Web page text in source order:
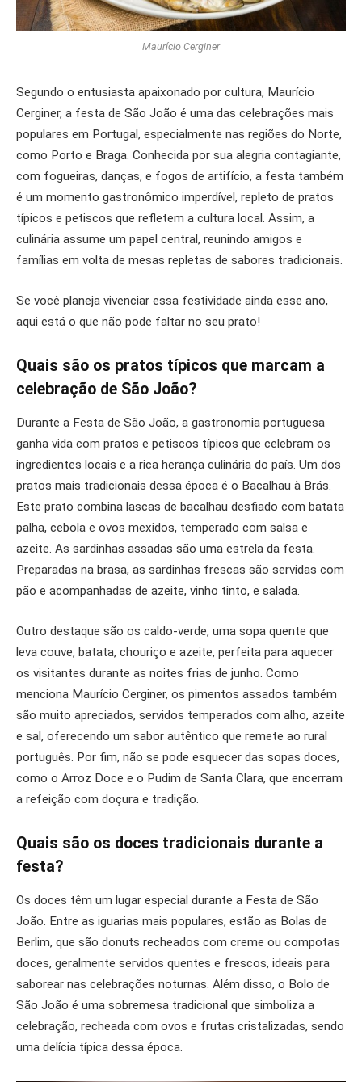
Maurício Cerginer
Segundo o entusiasta apaixonado por cultura, Maurício
Cerginer, a festa de São João é uma das celebrações mais
populares em Portugal, especialmente nas regiões do Norte,
como Porto e Braga. Conhecida por sua alegria contagiante,
com fogueiras, danças, e fogos de artifício, a festa também
é um momento gastronômico imperdível, repleto de pratos
típicos e petiscos que refletem a cultura local. Assim, a
culinária assume um papel central, reunindo amigos e
famílias em volta de mesas repletas de sabores tradicionais.
Se você planeja vivenciar essa festividade ainda esse ano,
aqui está o que não pode faltar no seu prato!
Quais são os pratos típicos que marcam a
celebração de São João?
Durante a Festa de São João, a gastronomia portuguesa
ganha vida com pratos e petiscos típicos que celebram os
ingredientes locais e a rica herança culinária do país. Um dos
pratos mais tradicionais dessa época é o Bacalhau à Brás.
Este prato combina lascas de bacalhau desfiado com batata
palha, cebola e ovos mexidos, temperado com salsa e
azeite. As sardinhas assadas são uma estrela da festa.
Preparadas na brasa, as sardinhas frescas são servidas com
pão e acompanhadas de azeite, vinho tinto, e salada.
Outro destaque são os caldo-verde, uma sopa quente que
leva couve, batata, chouriço e azeite, perfeita para aquecer
os visitantes durante as noites frias de junho. Como
menciona Maurício Cerginer, os pimentos assados também
são muito apreciados, servidos temperados com alho, azeite
e sal, oferecendo um sabor autêntico que remete ao rural
português. Por fim, não se pode esquecer das sopas doces,
como o Arroz Doce e o Pudim de Santa Clara, que encerram
a refeição com doçura e tradição.
Quais são os doces tradicionais durante a
festa?
Os doces têm um lugar especial durante a Festa de São
João. Entre as iguarias mais populares, estão as Bolas de
Berlim, que são donuts recheados com creme ou compotas
doces, geralmente servidos quentes e frescos, ideais para
saborear nas celebrações noturnas. Além disso, o Bolo de
São João é uma sobremesa tradicional que simboliza a
celebração, recheada com ovos e frutas cristalizadas, sendo
uma delícia típica dessa época.